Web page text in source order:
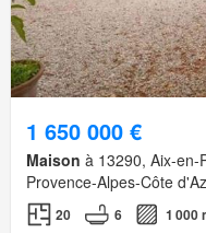
1 650 000 €
Maison à 13290, Aix-en-
Provence-Alpes-Côte
20 6
1 000